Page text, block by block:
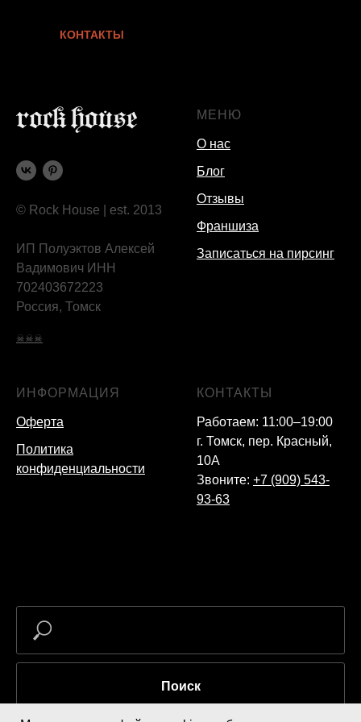
КОНТАКТЫ
© Rock House | est. 2013
ИП Полуэктов Алексей
Вадимович ИНН
702403672223
Россия, Томск
☠☠☠
МЕНЮ
О нас
Блог
Отзывы
Франшиза
Записаться на пирсинг
ИНФОРМАЦИЯ
Оферта
Политика
конфиденциальности
КОНТАКТЫ
Работаем: 11:00–19:00
г. Томск, пер. Красный,
10А
Звоните: +7 (909) 543-
93-63
Поиск